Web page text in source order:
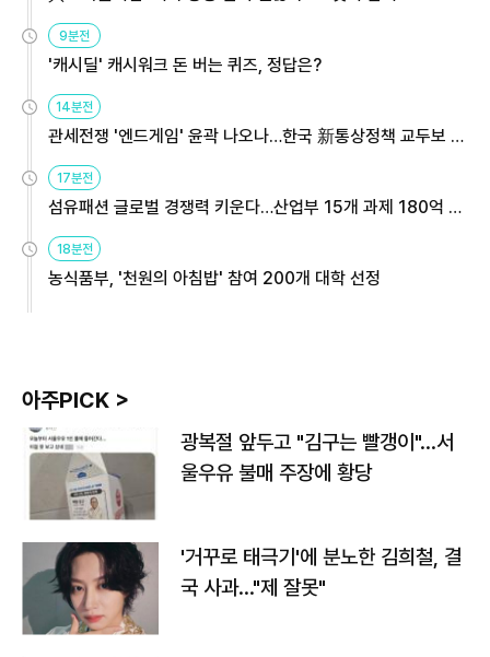
9분전
'캐시딜' 캐시워크 돈 버는 퀴즈, 정답은?
14분전
관세전쟁 '엔드게임' 윤곽 나오나…한국 新통상정책 교두보 활
용해야
17분전
섬유패션 글로벌 경쟁력 키운다…산업부 15개 과제 180억 지
원
18분전
농식품부, '천원의 아침밥' 참여 200개 대학 선정
아주PICK >
광복절 앞두고 "김구는 빨갱이"…서
울우유 불매 주장에 황당
'거꾸로 태극기'에 분노한 김희철, 결
국 사과…"제 잘못"